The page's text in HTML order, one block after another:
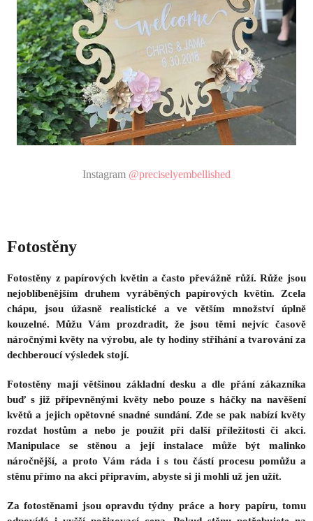
Instagram @preciselyembellished
Fotostěny
Fotostěny z papírových květin a často převážně růží. Růže jsou
nejoblíbenějším druhem vyráběných papírových květin. Zcela
chápu, jsou úžasně realistické a ve větším množství úplně
kouzelné. Můžu Vám prozdradit, že jsou těmi nejvíc časově
náročnými květy na výrobu, ale ty hodiny střihání a tvarování za
dechberoucí výsledek stojí.
Fotostěny mají většinou základní desku a dle přání zákazníka
buď s již připevněnými květy nebo pouze s háčky na navěšení
květů a jejich opětovné snadné sundání. Zde se pak nabízí květy
rozdat hostům a nebo je použít při další příležitosti či akci.
Manipulace se stěnou a její instalace může být malinko
náročnější, a proto Vám ráda i s tou částí procesu pomůžu a
stěnu přímo na akci připravím, abyste si ji mohli už jen užít.
Za fotostěnami jsou opravdu týdny práce a hory papíru, tomu